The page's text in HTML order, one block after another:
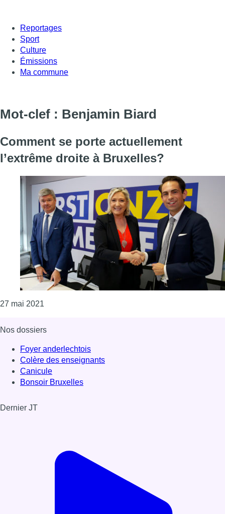
Reportages
Sport
Culture
Émissions
Ma commune
Mot-clef : Benjamin Biard
Comment se porte actuellement
l’extrême droite à Bruxelles?
27 mai 2021
Nos dossiers
Foyer anderlechtois
Colère des enseignants
Canicule
Bonsoir Bruxelles
Dernier JT